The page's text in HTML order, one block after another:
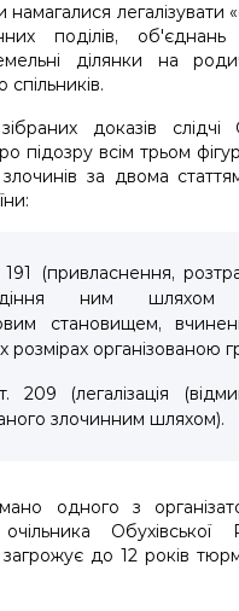
намагалися легалізувати
поділів,
ділянки на
спільників.
доказів
підозру всім трьом
за двома
191 (привласнення,
ним шляхом
становищем,
розмірах організованою
209 (легалізація
злочинним шляхом).
одного з
загрожує до 12 років